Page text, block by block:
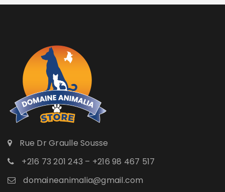
Rue Dr Graulle Sousse
+216 73 201 243 – +216 98 467 517
domaineanimalia@gmail.com